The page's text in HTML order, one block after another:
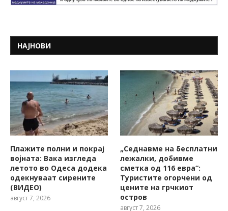
НАЈНОВИ
Плажите полни и покрај
војната: Вака изгледа
летото во Одеса додека
одекнуваат сирените
(ВИДЕО)
август 7, 2026
„Седнавме на бесплатни
лежалки, добивме
сметка од 116 евра“:
Туристите огорчени од
цените на грчкиот
остров
август 7, 2026